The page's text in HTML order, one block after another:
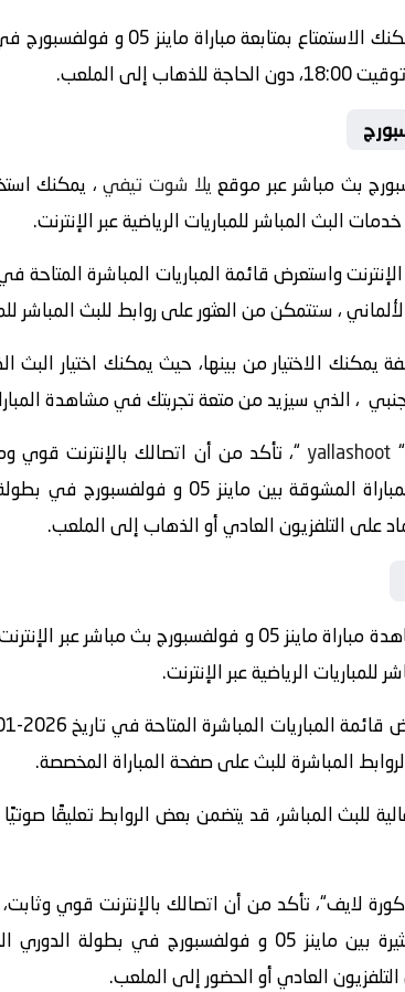
باختيار الخيار المناسب والتحضير
يلا شوت تيفي
البث المباشر للمباريات الرياضية عبر الإنترنت.
، ستتمكن من العثور على روابط للبث المباشر
يمكنك الاختيار من بينها، حيث يمكنك اختيار
، الذي سيزيد من متعة تجربتك في مشاهدة
“، تأكد من أن اتصالك بالإنترنت
للاستمتاع بتجربة مشاهدة رائعة، “
الرياضية عبر الإنترنت.
المباشرة للبث على صفحة المباراة المخصصة.
للبث المباشر، قد يتضمن بعض الروابط تعليقًا
لايف“، تأكد من أن اتصالك بالإنترنت قوي